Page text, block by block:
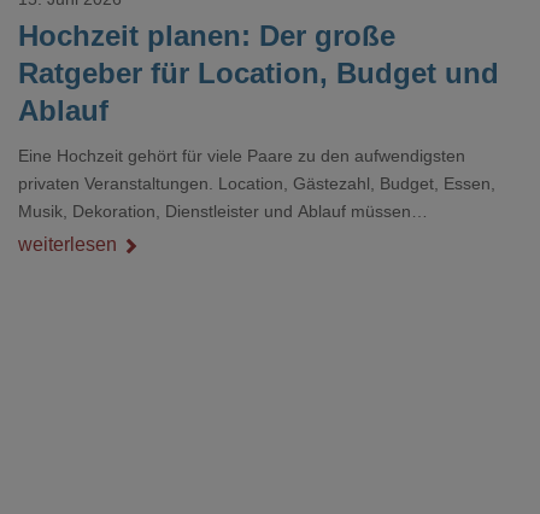
Hochzeit planen: Der große
Ratgeber für Location, Budget und
Ablauf
Eine Hochzeit gehört für viele Paare zu den aufwendigsten
privaten Veranstaltungen. Location, Gästezahl, Budget, Essen,
Musik, Dekoration, Dienstleister und Ablauf müssen
zusammenpassen, damit der Tag gut organisiert ist und trotzdem
weiterlesen